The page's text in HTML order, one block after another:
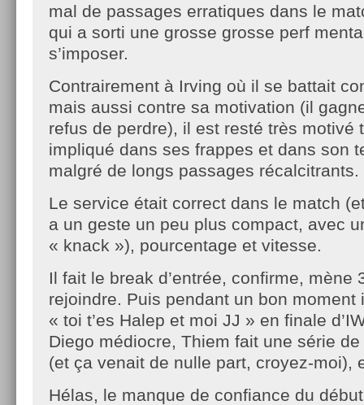
mal de passages erratiques dans le
qui a sorti une grosse grosse perf
s’imposer.
Contrairement à Irving où il se battait
mais aussi contre sa motivation (il
refus de perdre), il est resté très motivé
impliqué dans ses frappes et dans son
malgré de longs passages récalcitrants.
Le service était correct dans le match
a un geste un peu plus compact, avec
« knack »), pourcentage et vitesse.
Il fait le break d’entrée, confirme, mène
rejoindre. Puis pendant un bon moment
« toi t’es Halep et moi JJ » en finale
Diego médiocre, Thiem fait une série
(et ça venait de nulle part, croyez-moi),
Hélas, le manque de confiance du